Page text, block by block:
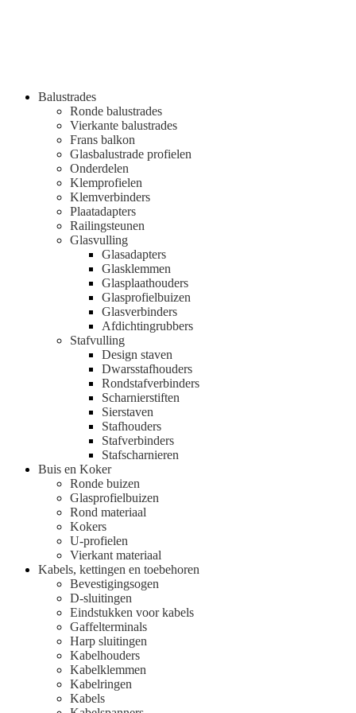
Balustrades
Ronde balustrades
Vierkante balustrades
Frans balkon
Glasbalustrade profielen
Onderdelen
Klemprofielen
Klemverbinders
Plaatadapters
Railingsteunen
Glasvulling
Glasadapters
Glasklemmen
Glasplaathouders
Glasprofielbuizen
Glasverbinders
Afdichtingrubbers
Stafvulling
Design staven
Dwarsstafhouders
Rondstafverbinders
Scharnierstiften
Sierstaven
Stafhouders
Stafverbinders
Stafscharnieren
Buis en Koker
Ronde buizen
Glasprofielbuizen
Rond materiaal
Kokers
U-profielen
Vierkant materiaal
Kabels, kettingen en toebehoren
Bevestigingsogen
D-sluitingen
Eindstukken voor kabels
Gaffelterminals
Harp sluitingen
Kabelhouders
Kabelklemmen
Kabelringen
Kabels